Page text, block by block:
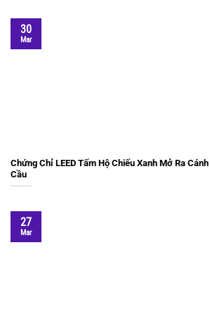
Chứng Chỉ LEED Tấm Hộ Chiếu Xanh Mở Ra
Cầu
30
Mar
27
Mar